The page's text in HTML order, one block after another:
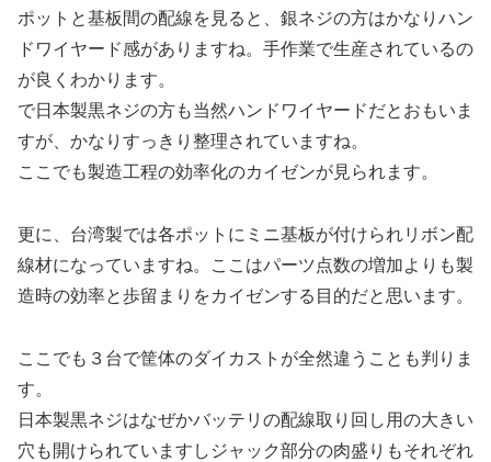
ポットと基板間の配線を見ると、銀ネジの方はかなりハン
ドワイヤード感がありますね。手作業で生産されているの
が良くわかります。
で日本製黒ネジの方も当然ハンドワイヤードだとおもいま
すが、かなりすっきり整理されていますね。
ここでも製造工程の効率化のカイゼンが見られます。
更に、台湾製では各ポットにミニ基板が付けられリボン配
線材になっていますね。ここはパーツ点数の増加よりも製
造時の効率と歩留まりをカイゼンする目的だと思います。
ここでも３台で筐体のダイカストが全然違うことも判りま
す。
日本製黒ネジはなぜかバッテリの配線取り回し用の大きい
穴も開けられていますしジャック部分の肉盛りもそれぞれ